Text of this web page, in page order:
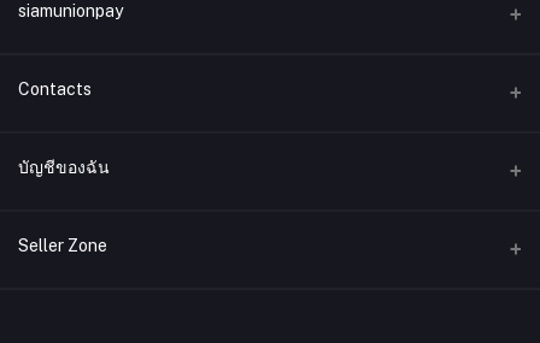
siamunionpay
Contacts
ที่อยู่
โทรศัพท์
บัญชีของฉัน
เข้าสู่ระบบ
Seller Zone